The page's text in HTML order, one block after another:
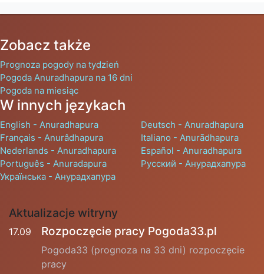
Zobacz także
Prognoza pogody na tydzień
Pogoda Anuradhapura na 16 dni
Pogoda na miesiąc
W innych językach
English - Anuradhapura
Deutsch - Anuradhapura
Français - Anurâdhapura
Italiano - Anurādhapura
Nederlands - Anuradhapura
Español - Anuradhapura
Português - Anuradapura
Русский - Анурадхапура
Українська - Анурадхапура
Aktualizacje witryny
17.09 Rozpoczęcie pracy Pogoda33.pl
Pogoda33 (prognoza na 33 dni) rozpoczęcie
pracy